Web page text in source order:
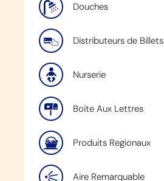
Douches
Distributeurs de Billets
Nurserie
Boite Aux Lettres
Produits Regionaux
Aire Remarquable